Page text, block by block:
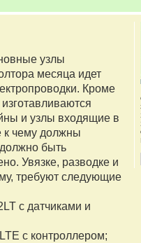
узлы
месяца идет
Кроме
и узлы входящие в
к чему должны
быть
Увязке, разводке и
требуют следующие
с датчиками и
с контроллером;